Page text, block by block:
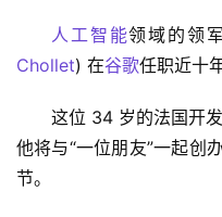
人工智能领域的领
Chollet) 在谷歌任职近十
这位 34 岁的法国开
他将与“一位朋友”一起创
节。